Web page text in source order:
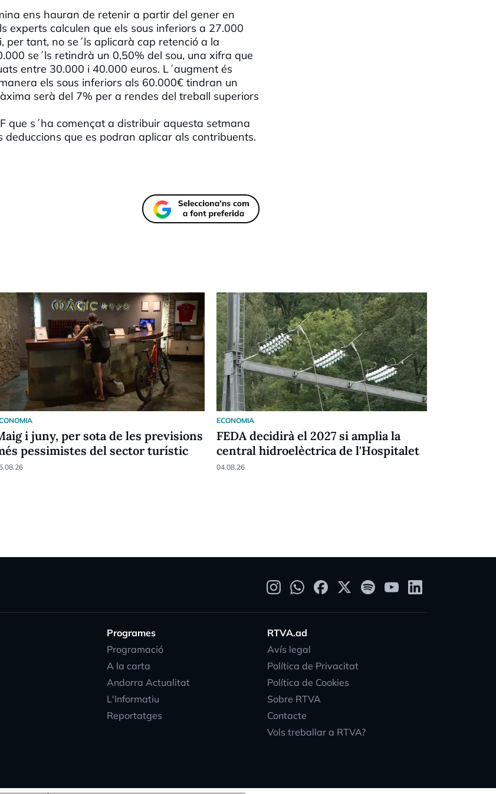
ens hauran de retenir a partir del gener en
experts calculen que els sous inferiors a 27.000
per tant, no se´ls aplicarà cap retenció a la
se´ls retindrà un 0,50% del sou, una xifra que
entre 30.000 i 40.000 euros. L´augment és
els sous inferiors als 60.000€ tindran un
serà del 7% per a rendes del treball superiors
que s´ha començat a distribuir aquesta setmana
que es podran aplicar als contribuents.
i juny, per sota de les previsions
pessimistes del sector turístic
ECONOMIA
FEDA decidirà el 2027 si amplia la
central hidroelèctrica de l'Hospitalet
04.08.26
Programes
Programació
A la carta
Andorra Actualitat
L'Informatiu
Reportatges
RTVA.ad
Avís legal
Política de Privacitat
Política de Cookies
Sobre RTVA
Contacte
Vols treballar a RTVA?